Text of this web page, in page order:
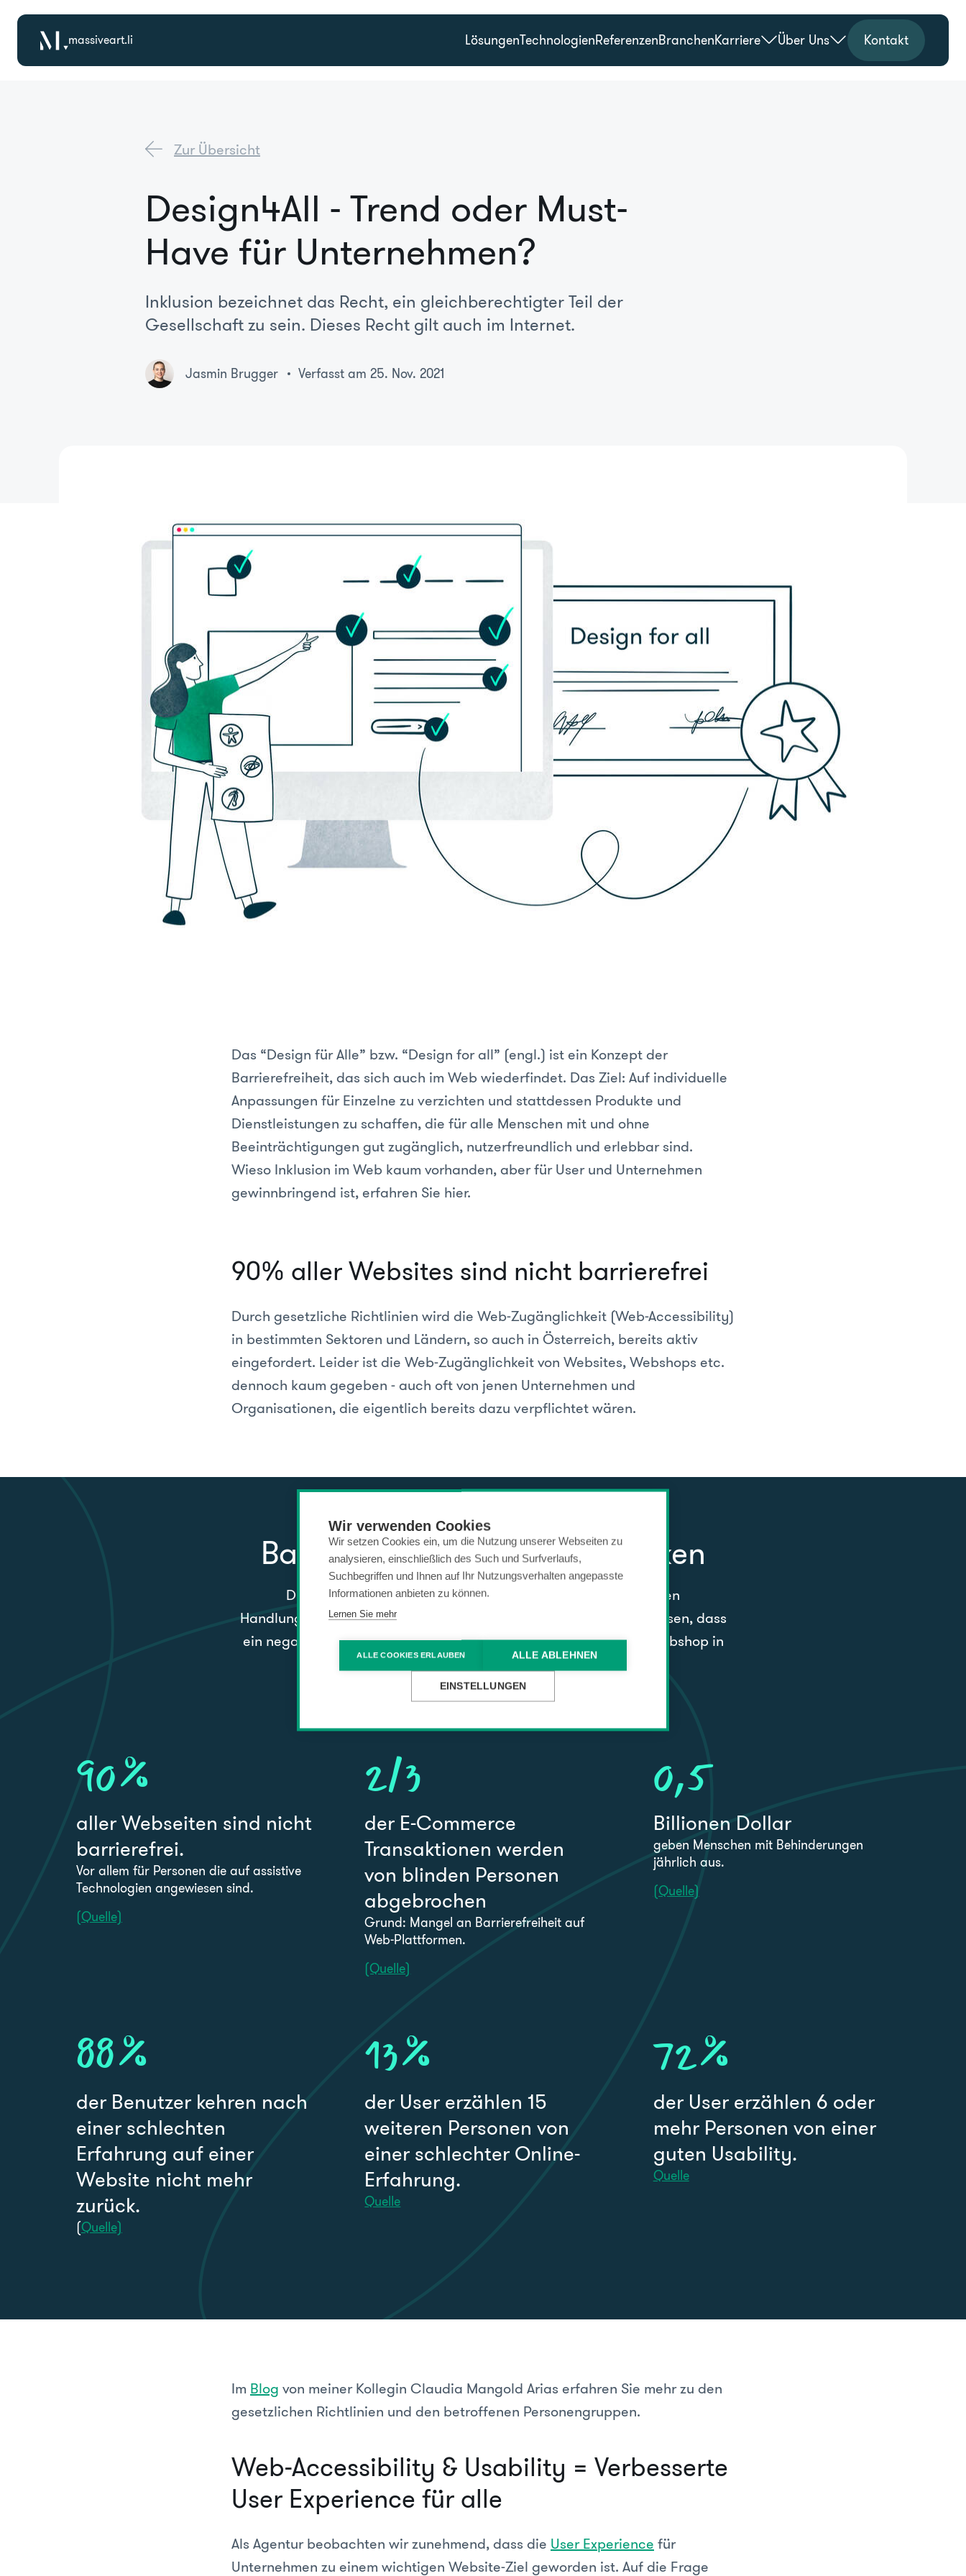
Wir verwenden Cookies
Wir setzen Cookies ein, um die Nutzung unserer Webseiten zu
analysieren, einschließlich des Such und Surfverlaufs,
Suchbegriffen und Ihnen auf Ihr Nutzungsverhalten angepasste
Informationen anbieten zu können.
Lernen Sie mehr
ALLE COOKIES ERLAUBEN ALLE ABLEHNEN
EINSTELLUNGEN
massiveart.li LösungenTechnologienReferenzenBranchenKarriere Über Uns Kontakt
Zur Übersicht
Design4All - Trend oder Must-
Have für Unternehmen?
Inklusion bezeichnet das Recht, ein gleichberechtigter Teil der
Gesellschaft zu sein. Dieses Recht gilt auch im Internet.
Jasmin Brugger Verfasst am 25. Nov. 2021
Das “Design für Alle” bzw. “Design for all” (engl.) ist ein Konzept der
Barrierefreiheit, das sich auch im Web wiederfindet. Das Ziel: Auf individuelle
Anpassungen für Einzelne zu verzichten und stattdessen Produkte und
Dienstleistungen zu schaffen, die für alle Menschen mit und ohne
Beeinträchtigungen gut zugänglich, nutzerfreundlich und erlebbar sind.
Wieso Inklusion im Web kaum vorhanden, aber für User und Unternehmen
gewinnbringend ist, erfahren Sie hier.
90% aller Websites sind nicht barrierefrei
Durch gesetzliche Richtlinien wird die Web-Zugänglichkeit (Web-Accessibility)
in bestimmten Sektoren und Ländern, so auch in Österreich, bereits aktiv
eingefordert. Leider ist die Web-Zugänglichkeit von Websites, Webshops etc.
dennoch kaum gegeben - auch oft von jenen Unternehmen und
Organisationen, die eigentlich bereits dazu verpflichtet wären.
Barrierefrei-Fakten & Statistiken
Die nachstehenden Statistiken verdeutlichen den dringenden
Handlungsbedarf an barrierefreien, digitalen Systemen und beweisen, dass
ein negatives Erlebnis auf einer Website, einer App oder einem Webshop in
vielen Fällen auf die Zugänglichkeit zurückzuführen ist.
90%
aller Webseiten sind nicht
barrierefrei.
Vor allem für Personen die auf assistive
Technologien angewiesen sind.
(Quelle)
2/3
der E-Commerce
Transaktionen werden
von blinden Personen
abgebrochen
Grund: Mangel an Barrierefreiheit auf
Web-Plattformen.
(Quelle)
0,5
Billionen Dollar
geben Menschen mit Behinderungen
jährlich aus.
(Quelle)
88%
der Benutzer kehren nach
einer schlechten
Erfahrung auf einer
Website nicht mehr
zurück.
(Quelle)
13%
der User erzählen 15
weiteren Personen von
einer schlechter Online-
Erfahrung.
Quelle
72%
der User erzählen 6 oder
mehr Personen von einer
guten Usability.
Quelle
Im Blog von meiner Kollegin Claudia Mangold Arias erfahren Sie mehr zu den
gesetzlichen Richtlinien und den betroffenen Personengruppen.
Web-Accessibility & Usability = Verbesserte
User Experience für alle
Als Agentur beobachten wir zunehmend, dass die User Experience für
Unternehmen zu einem wichtigen Website-Ziel geworden ist. Auf die Frage